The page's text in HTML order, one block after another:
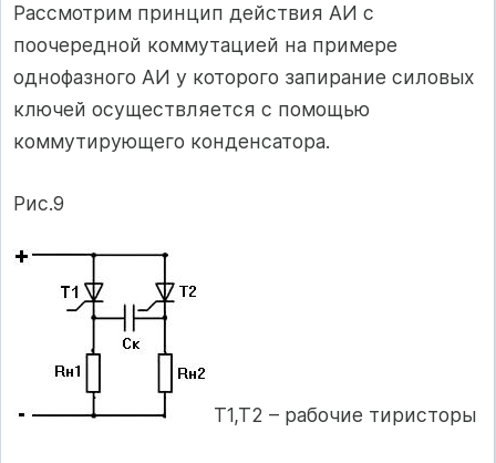
Рассмотрим принцип действия АИ с
поочередной коммутацией на примере
однофазного АИ у которого запирание силовых
ключей осуществляется с помощью
коммутирующего конденсатора.
Рис.9
Т1,Т2 – рабочие тиристоры